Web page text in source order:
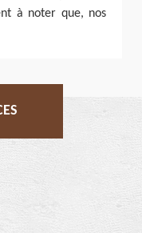
à noter que, nos